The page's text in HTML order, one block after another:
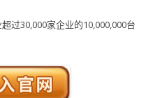
过30,000家企业的10,000,000台